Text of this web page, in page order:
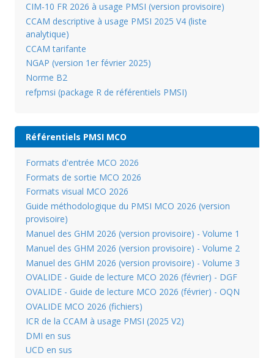
CIM-10 FR 2026 à usage PMSI (version provisoire)
CCAM descriptive à usage PMSI 2025 V4 (liste
analytique)
CCAM tarifante
NGAP (version 1er février 2025)
Norme B2
refpmsi (package R de référentiels PMSI)
Référentiels PMSI MCO
Formats d'entrée MCO 2026
Formats de sortie MCO 2026
Formats visual MCO 2026
Guide méthodologique du PMSI MCO 2026 (version
provisoire)
Manuel des GHM 2026 (version provisoire) - Volume 1
Manuel des GHM 2026 (version provisoire) - Volume 2
Manuel des GHM 2026 (version provisoire) - Volume 3
OVALIDE - Guide de lecture MCO 2026 (février) - DGF
OVALIDE - Guide de lecture MCO 2026 (février) - OQN
OVALIDE MCO 2026 (fichiers)
ICR de la CCAM à usage PMSI (2025 V2)
DMI en sus
UCD en sus